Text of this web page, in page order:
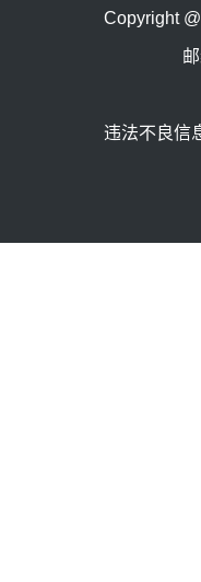
Copyright
违法不良信